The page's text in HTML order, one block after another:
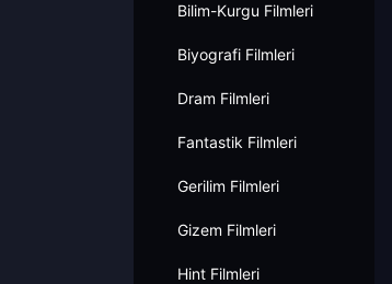
Bilim-Kurgu Filmleri
Biyografi Filmleri
Dram Filmleri
Fantastik Filmleri
Gerilim Filmleri
Gizem Filmleri
Hint Filmleri